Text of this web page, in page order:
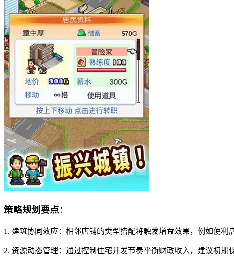
策略规划要点：
1. 建筑协同效应：相邻店铺的类型搭配将触发增益效果，例如便利
2. 资源动态管理：通过控制住宅开发节奏平衡财政收入，建议初期